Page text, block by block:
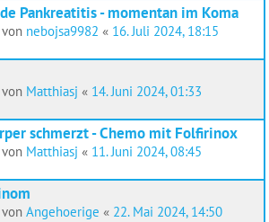
Pankreatitis - momentan im Koma
nebojsa9982 « 16. Juli 2024, 18:15
Matthiasj « 14. Juni 2024, 01:33
schmerzt - Chemo mit Folfirinox
Matthiasj « 11. Juni 2024, 08:45
Angehoerige « 22. Mai 2024, 14:50